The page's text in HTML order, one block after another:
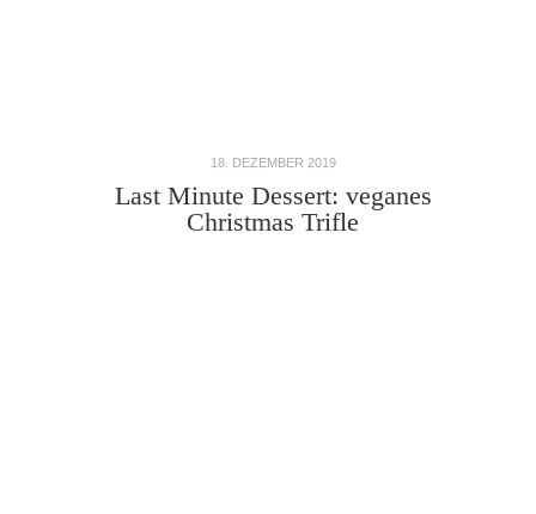
18. DEZEMBER 2019
Last Minute Dessert: veganes
Christmas Trifle